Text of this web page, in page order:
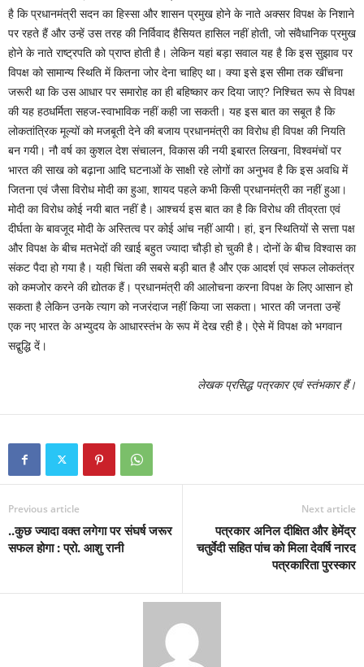
है कि प्रधानमंत्री सदन का हिस्सा और शासन प्रमुख होने के नाते अक्सर विपक्ष के निशाने
पर रहते हैं और उन्हें उस तरह की निर्विवाद हैसियत हासिल नहीं होती, जो संवैधानिक प्रमुख
होने के नाते राष्ट्रपति को प्राप्त होती है। लेकिन यहां बड़ा सवाल यह है कि इस सुझाव पर
विपक्ष को सामान्य स्थिति में कितना जोर देना चाहिए था। क्या इसे इस सीमा तक खींचना
जरूरी था कि उस आधार पर समारोह का ही बहिष्कार कर दिया जाए? निश्चित रूप से विपक्ष
की यह हठधर्मिता सहज-स्वाभाविक नहीं कही जा सकती। यह इस बात का सबूत है कि
लोकतांत्रिक मूल्यों को मजबूती देने की बजाय प्रधानमंत्री का विरोध ही विपक्ष की नियति
बन गयी। नौ वर्ष का कुशल देश संचालन, विकास की नयी इबारत लिखना, विश्वमंचों पर
भारत की साख को बढ़ाना आदि घटनाओं के साक्षी रहे लोगों का अनुभव है कि इस अवधि में
जितना एवं जैसा विरोध मोदी का हुआ, शायद पहले कभी किसी प्रधानमंत्री का नहीं हुआ।
मोदी का विरोध कोई नयी बात नहीं है। आश्चर्य इस बात का है कि विरोध की तीव्रता एवं
दीर्घता के बावजूद मोदी के अस्तित्व पर कोई आंच नहीं आयी। हां, इन स्थितियों सेे सत्ता पक्ष
और विपक्ष के बीच मतभेदों की खाई बहुत ज्यादा चौड़ी हो चुकी है। दोनों के बीच विश्वास का
संकट पैदा हो गया है। यही चिंता की सबसे बड़ी बात है और एक आदर्श एवं सफल लोकतंत्र
को कमजोर करने की द्योतक हैं। प्रधानमंत्री की आलोचना करना विपक्ष के लिए आसान हो
सकता है लेकिन उनके त्याग को नजरंदाज नहीं किया जा सकता। भारत की जनता उन्हें
एक नए भारत के अभ्युदय के आधारस्तंभ के रूप में देख रही है। ऐसे में विपक्ष को भगवान
सद्बुद्धि दें।
लेखक प्रसिद्ध पत्रकार एवं स्तंभकार हैं।
Previous article
..कुछ ज्यादा वक्त लगेगा पर संघर्ष जरूर
सफल होगा : प्रो. आशु रानी
Next article
पत्रकार अनिल दीक्षित और हेमेंद्र
चतुर्वेदी सहित पांच को मिला देवर्षि नारद
पत्रकारिता पुरस्कार